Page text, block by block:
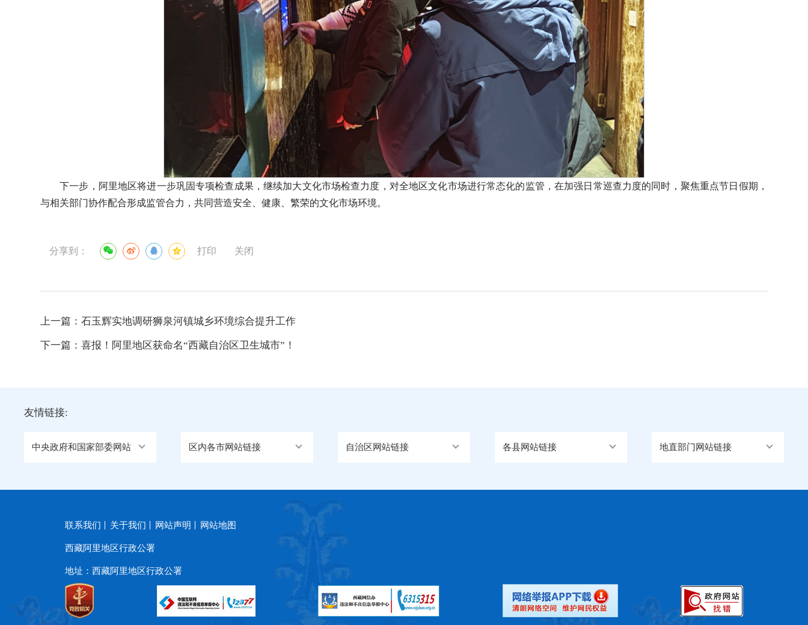
下一步，阿里地区将进一步巩固专项检查成果，继续加大文化市场检查力度，对全地区文化市场进行常态化的监管，在加强日常巡查力度的同时，聚焦重点节日假期，
与相关部门协作配合形成监管合力，共同营造安全、健康、繁荣的文化市场环境。
分享到： 打印 关闭
上一篇：石玉辉实地调研狮泉河镇城乡环境综合提升工作
下一篇：喜报！阿里地区获命名“西藏自治区卫生城市”！
友情链接:
中央政府和国家部委网站 区内各市网站链接 自治区网站链接 各县网站链接 地直部门网站链接
联系我们 关于我们 网站声明 网站地图
西藏阿里地区行政公署
地址：西藏阿里地区行政公署